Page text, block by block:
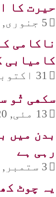
حیرت کا
5 جنوری, 2022
ناکامی
کامیابی
31 اکتوبر, 2024
ﺳﮑﮭﯽ ﺗُﻮ
13 مئی, 2020
بدن میں
رہی ہے
3 ستمبر, 2024
یہ چوٹ